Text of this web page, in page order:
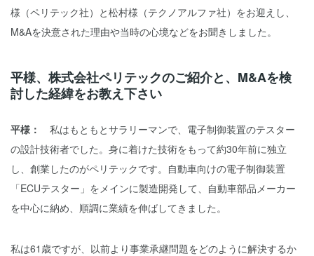
様（ペリテック社）と松村様（テクノアルファ社）をお迎えし、
M&Aを決意された理由や当時の心境などをお聞きしました。
平様、株式会社ペリテックのご紹介と、M&Aを検
討した経緯をお教え下さい
平様： 私はもともとサラリーマンで、電子制御装置のテスター
の設計技術者でした。身に着けた技術をもって約30年前に独立
し、創業したのがペリテックです。自動車向けの電子制御装置
「ECUテスター」をメインに製造開発して、自動車部品メーカー
を中心に納め、順調に業績を伸ばしてきました。
私は61歳ですが、以前より事業承継問題をどのように解決するか